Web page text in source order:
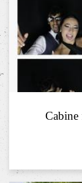
Cabine